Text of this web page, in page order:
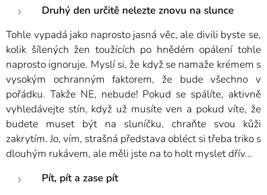
Druhý den určitě nelezte znovu na slunce
Tohle vypadá jako naprosto jasná věc, ale divili byste se,
kolik šílených žen toužících po hnědém opálení tohle
naprosto ignoruje. Myslí si, že když se namaže krémem s
vysokým ochranným faktorem, že bude všechno v
pořádku. Takže NE, nebude! Pokud se spálíte, aktivně
vyhledávejte stín, když už musíte ven a pokud víte, že
budete muset být na sluníčku, chraňte svou kůži
zakrytím. Jo, vím, strašná představa obléct si třeba triko s
dlouhým rukávem, ale měli jste na to holt myslet dřív...
Pít, pít a zase pít